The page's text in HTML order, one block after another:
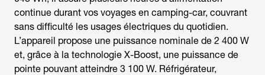
continue durant vos voyages en camping-car, couvrant
sans difficulté les usages électriques du quotidien.
L’appareil propose une puissance nominale de 2 400 W
et, grâce à la technologie X-Boost, une puissance de
pointe pouvant atteindre 3 100 W. Réfrigérateur,